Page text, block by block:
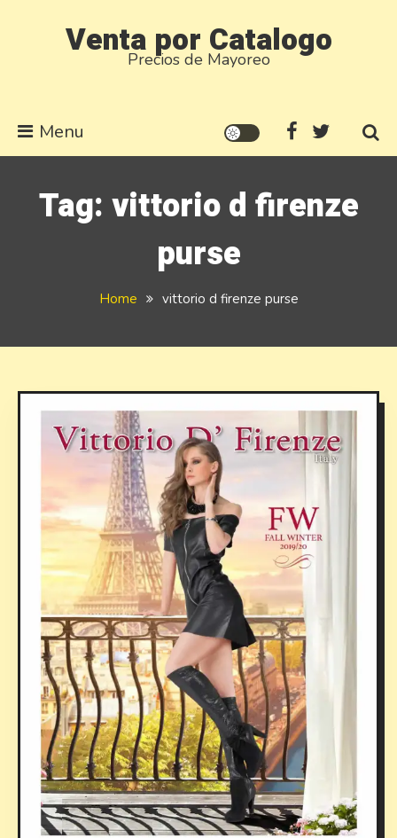
Venta por Catalogo
Precios de Mayoreo
Menu
Tag: vittorio d firenze
purse
Home vittorio d firenze purse